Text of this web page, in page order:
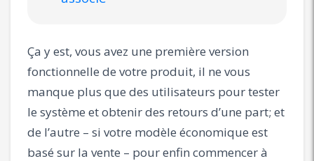
Ça y est, vous avez une première version
fonctionnelle de votre produit, il ne vous
manque plus que des utilisateurs pour tester
le système et obtenir des retours d’une part; et
de l’autre – si votre modèle économique est
basé sur la vente – pour enfin commencer à